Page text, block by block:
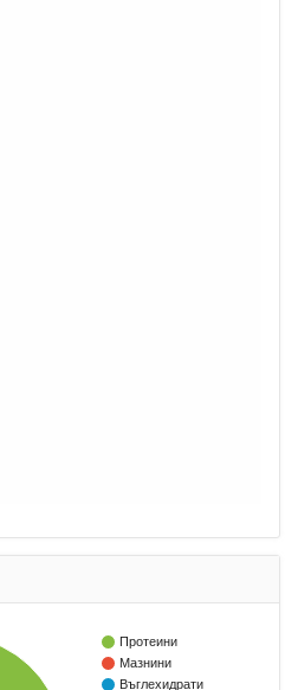
Протеини
Мазнини
Въглехидрати